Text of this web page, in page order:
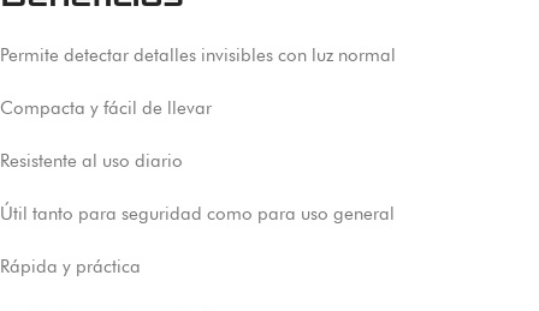
Permite detectar detalles invisibles con luz normal
Compacta y fácil de llevar
Resistente al uso diario
Útil tanto para seguridad como para uso general
Rápida y práctica